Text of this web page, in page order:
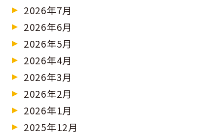
2026年7月
2026年6月
2026年5月
2026年4月
2026年3月
2026年2月
2026年1月
2025年12月